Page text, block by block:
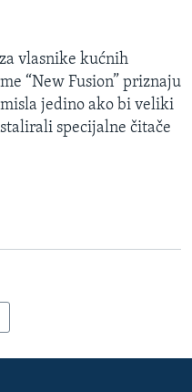
vlasnike kućnih
“New Fusion” priznaju
jedino ako bi veliki
specijalne čitače